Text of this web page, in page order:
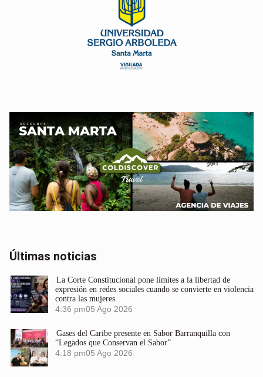
Últimas noticias
La Corte Constitucional pone límites a la libertad de
expresión en redes sociales cuando se convierte en violencia
contra las mujeres
4:36 pm05 Ago 2026
Gases del Caribe presente en Sabor Barranquilla con
“Legados que Conservan el Sabor”
4:18 pm05 Ago 2026